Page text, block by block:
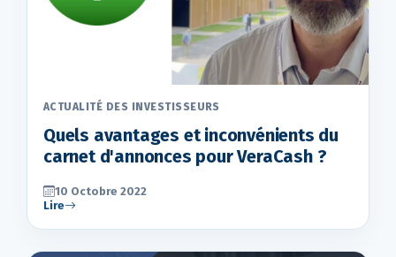
ACTUALITÉ DES INVESTISSEURS
Quels avantages et inconvénients du
carnet d'annonces pour VeraCash ?
10 Octobre 2022
Lire